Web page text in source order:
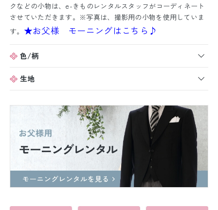
クなどの小物は、e-きものレンタルスタッフがコーディネート
させていただきます。※写真は、撮影用の小物を使用していま
す。 ★お父様 モーニングはこちら♪
色/柄
生地